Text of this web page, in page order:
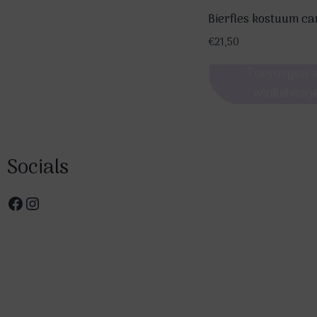
Bierfles kostuum
€21,50
Socials
Facebook
Instagram